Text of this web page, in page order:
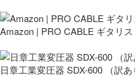
Amazon | PRO CABLE ギタリ
日章工業変圧器 SDX-600 （訳